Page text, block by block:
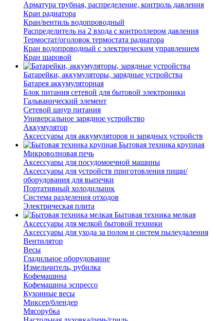
Арматура трубная, распределение, контроль давления
Кран радиатора
Кран/вентиль водопроводный
Распределитель на 2 входа с контроллером давления
Термостат/оголовок термостата радиатора
Кран водопроводный с электрическим управлением
Кран шаровой
Батарейки, аккумуляторы, зарядные устройства
Батарея аккумуляторная
Блок питания сетевой для бытовой электроники
Гальванический элемент
Сетевой шнур питания
Универсальное зарядное устройство
Аккумулятор
Аксессуары для аккумуляторов и зарядных устройств
Бытовая техника крупная
Микроволновая печь
Аксессуары для посудомоечной машины
Аксессуары для устройств приготовления пищи/
оборудования для выпечки
Портативный холодильник
Система разделения отходов
Электрическая плита
Бытовая техника мелкая
Аксессуары для мелкой бытовой техники
Аксессуары для ухода за полом и систем пылеудаления
Вентилятор
Весы
Гладильное оборудование
Измельчитель, рубилка
Кофемашина
Кофемашина эспрессо
Кухонные весы
Миксер/блендер
Мясорубка